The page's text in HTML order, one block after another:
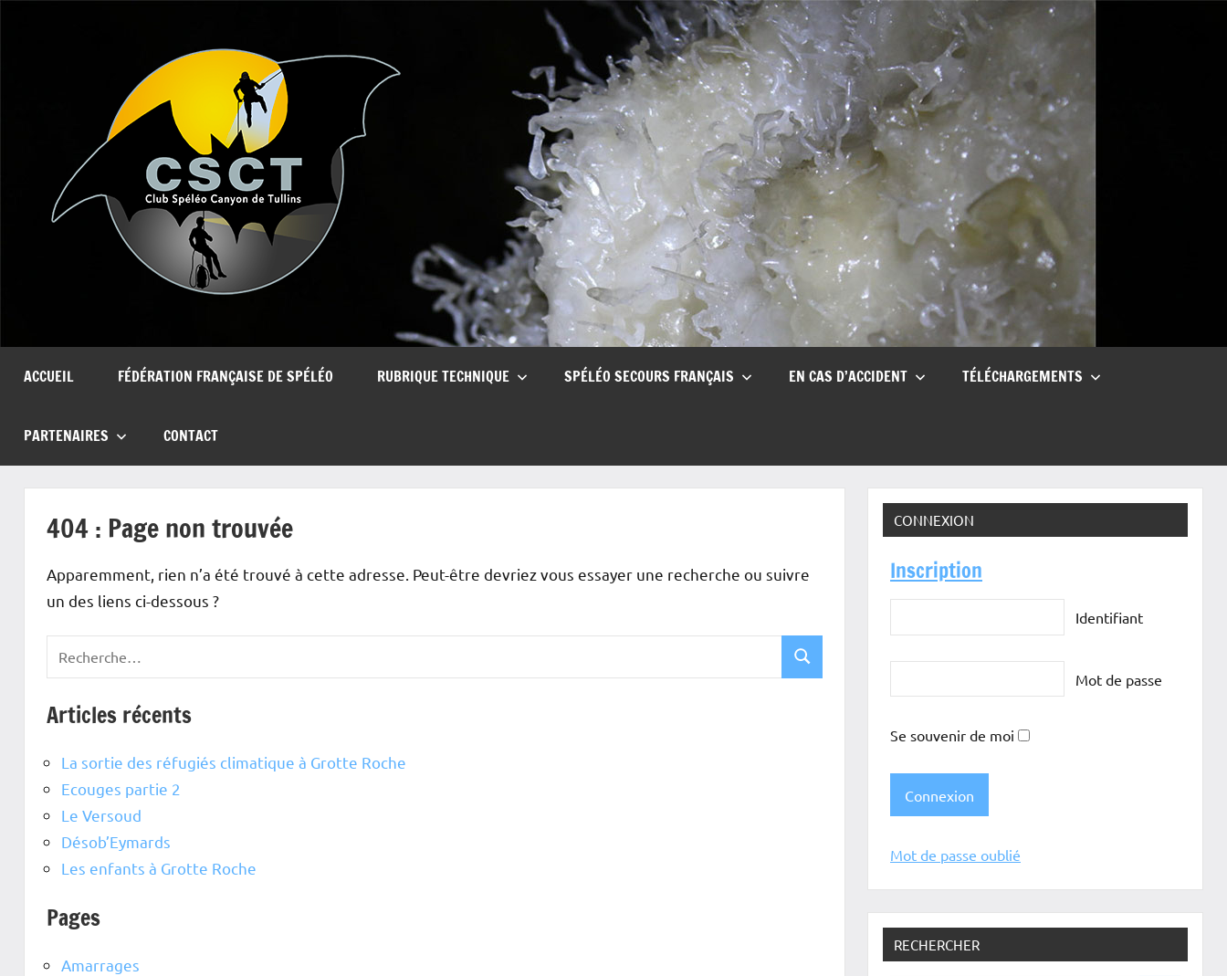
de
Tullins
ACCUEIL FÉDÉRATION FRANÇAISE DE SPÉLÉO RUBRIQUE TECHNIQUE SPÉLÉO SECOURS FRANÇAIS EN CAS D’ACCIDENT TÉLÉCHARGEMENTS
PARTENAIRES CONTACT
404 : Page non trouvée
Apparemment, rien n’a été trouvé à cette adresse. Peut-être devriez vous essayer une recherche ou suivre
un des liens ci-dessous ?
Articles récents
La sortie des réfugiés climatique à Grotte Roche
Ecouges partie 2
Le Versoud
Désob’Eymards
Les enfants à Grotte Roche
Pages
Amarrages
CONNEXION
Inscription
Identifiant
Mot de passe
Se souvenir de moi
Mot de passe oublié
RECHERCHER